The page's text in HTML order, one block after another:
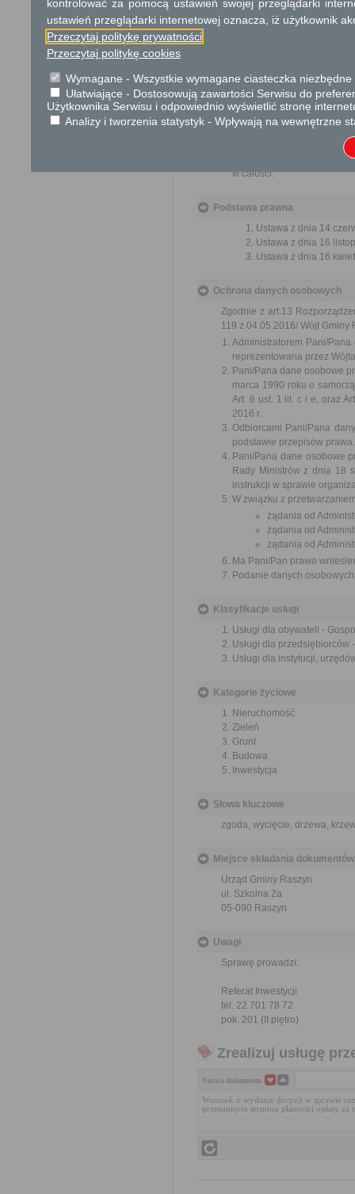
ich pracowników, naruszenie
spraw.
miesiąca.
Informacje dodatkowe
Rozłożenie na raty lub
de minimis w rozumieniu
Jeżeli zaległości
w całości.
Podstawa prawna
Ustawa z dnia 14
Ustawa z dnia 16
Ustawa z dnia 16
Ochrona danych osobowych
Zgodnie z art.13
119 z 04.05.2016/ Wójt Gminy
Administratorem Pani/
reprezentowana przez
Pani/Pana dane osobowe
marca 1990 roku o
Art. 6 ust. 1 lit. c i e, oraz
2016 r.
Odbiorcami Pani/Pana
podstawie przepisów prawa.
Pani/Pana dane osobowe
Rady Ministrów z dnia 18
instrukcji w sprawie
W związku z
żądania od
żądania od
żądania od
Ma Pani/Pan prawo
Podanie danych
Klasyfikacje usługi
Usługi dla obywateli -
Usługi dla przedsiębiorców
Usługi dla instytucji,
Kategorie życiowe
Nieruchomość
Zieleń
Grunt
Budowa
Inwestycja
Słowa kluczowe
zgoda, wycięcie, drzewa,
Miejsce składania dokumentów
Urząd Gminy Raszyn
ul. Szkolna 2a
05-090 Raszyn
Uwagi
Sprawę prowadzi:
Referat Inwestycji
tel. 22 701 78 72
pok. 201 (II piętro)
Zrealizuj usługę
Nazwa dokumentu
Wniosek o wydanie decyzji w sprawie
przesunięciu terminu płatności opłaty
kontrolować za pomocą ustawień swojej przeglądarki
ustawień przeglądarki internetowej oznacza, iż użytkownik
Przeczytaj politykę prywatności
Przeczytaj politykę cookies
Wymagane - Wszystkie wymagane ciasteczka
Ułatwiające - Dostosowują zawartości Serwisu do
Użytkownika Serwisu i odpowiednio wyświetlić stronę
Analizy i tworzenia statystyk - Wpływają na wewnętrzne